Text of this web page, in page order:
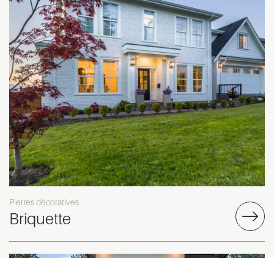
Pierres décoratives
Briquette